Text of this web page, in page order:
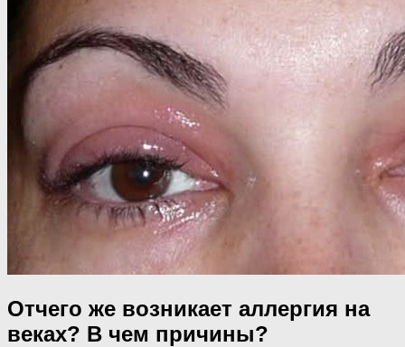
Отчего же возникает аллергия на
веках? В чем причины?